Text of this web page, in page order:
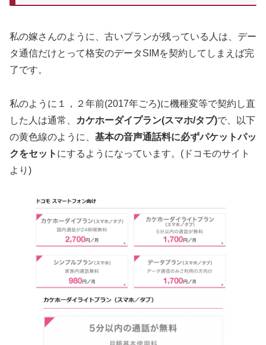
私の嫁さんのように、古いプランが残っている人は、デー
タ通信だけとって格安のデータSIMを契約してしまえば完
了です。
私のように１，２年前(2017年ごろ)に機種変等で契約し直
した人は通常、
カケホーダイプラン(スマホ/タブ)で、以下
の黄色線のように、 基本の音声通話料に必ずパケットパッ
クをセット にするようになっています。(ドコモのサイト
より)